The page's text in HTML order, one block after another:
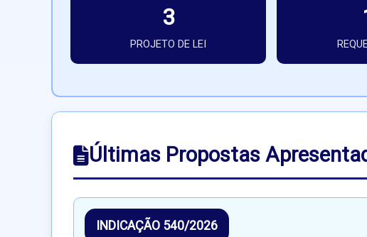
3
PROJETO DE LEI
Últimas Propostas
INDICAÇÃO 540/2026